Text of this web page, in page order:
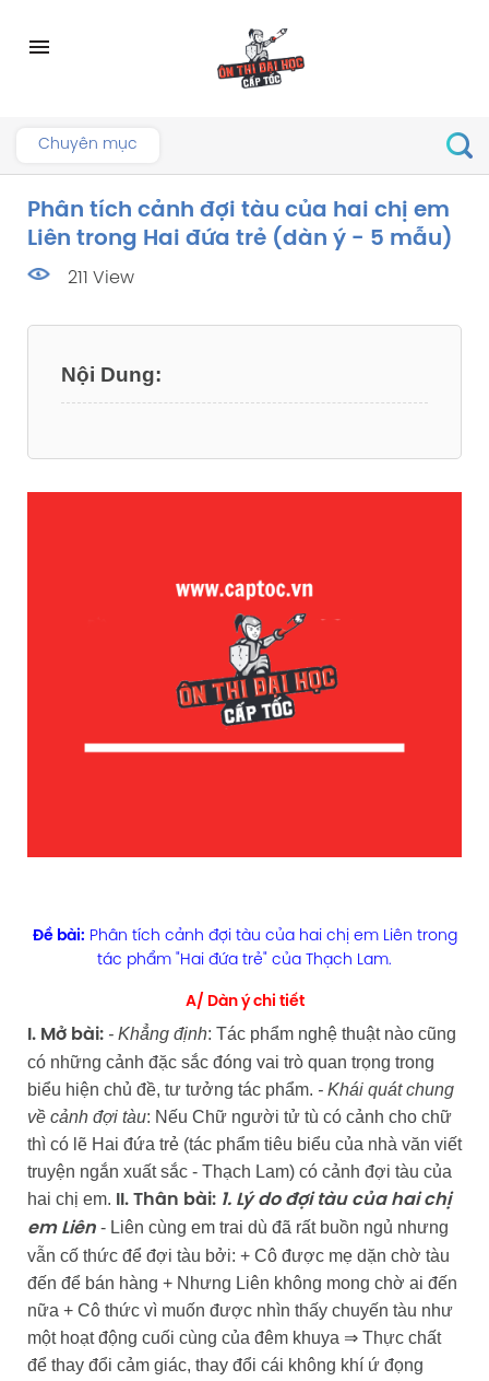
menu
Chuyên mục
Phân tích cảnh đợi tàu của hai chị em
Liên trong Hai đứa trẻ (dàn ý - 5 mẫu)
211 View
Đề bài: Phân tích cảnh đợi tàu của hai chị em Liên trong
tác phẩm "Hai đứa trẻ" của Thạch Lam.
A/ Dàn ý chi tiết
I. Mở bài: - Khẳng định: Tác phẩm nghệ thuật nào cũng
có những cảnh đặc sắc đóng vai trò quan trọng trong
biểu hiện chủ đề, tư tưởng tác phẩm. - Khái quát chung
về cảnh đợi tàu: Nếu Chữ người tử tù có cảnh cho chữ
thì có lẽ Hai đứa trẻ (tác phẩm tiêu biểu của nhà văn viết
truyện ngắn xuất sắc - Thạch Lam) có cảnh đợi tàu của
hai chị em.
II. Thân bài: 1. Lý do đợi tàu của hai chị
em Liên- Liên cùng em trai dù đã rất buồn ngủ nhưng
vẫn cố thức để đợi tàu bởi: + Cô được mẹ dặn chờ tàu
đến để bán hàng + Nhưng Liên không mong chờ ai đến
nữa + Cô thức vì muốn được nhìn thấy chuyến tàu như
một hoạt động cuối cùng của đêm khuya ⇒ Thực chất
để thay đổi cảm giác, thay đổi cái không khí ứ đọng